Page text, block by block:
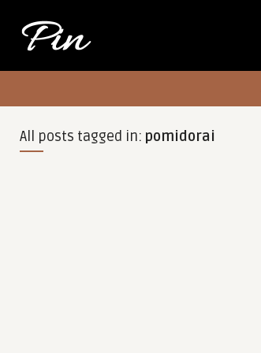
All posts tagged in: pomidorai